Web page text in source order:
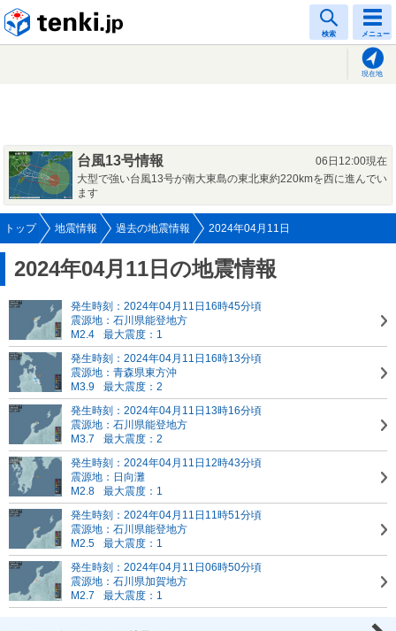
検索 メニュー
現在地
台風13号情報
06日12:00現在
大型で強い台風13号が南大東島の東北東約220kmを西に進んでい
ます
トップ 地震情報 過去の地震情報 2024年04月11日
2024年04月11日の地震情報
発生時刻：2024年04月11日16時45分頃
震源地：石川県能登地方
M2.4
最大震度：1
発生時刻：2024年04月11日16時13分頃
震源地：青森県東方沖
M3.9
最大震度：2
発生時刻：2024年04月11日13時16分頃
震源地：石川県能登地方
M3.7
最大震度：2
発生時刻：2024年04月11日12時43分頃
震源地：日向灘
M2.8
最大震度：1
発生時刻：2024年04月11日11時51分頃
震源地：石川県能登地方
M2.5
最大震度：1
発生時刻：2024年04月11日06時50分頃
震源地：石川県加賀地方
M2.7
最大震度：1